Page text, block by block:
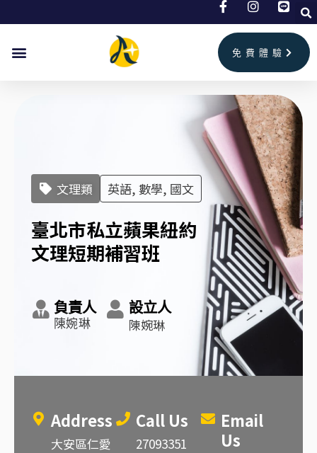
免費體驗
文理類 英語, 數學, 國文
臺北市私立蘋果紐約
文理短期補習班
負責人
陳婉琳
設立人
陳婉琳
Address
大安區仁愛
Call Us
27093351
Email
Us